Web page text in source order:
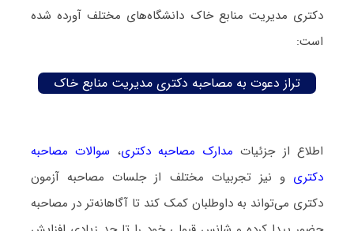
دکتری مدیریت منابع خاک دانشگاه‌های مختلف آورده شده
است:
تراز دعوت به مصاحبه دکتری مدیریت منابع خاک
اطلاع از جزئیات مدارک مصاحبه دکتری، سوالات مصاحبه
دکتری و نیز تجربیات مختلف از جلسات مصاحبه آزمون
دکتری می‌تواند به داوطلبان کمک کند تا آگاهانه‌تر در مصاحبه